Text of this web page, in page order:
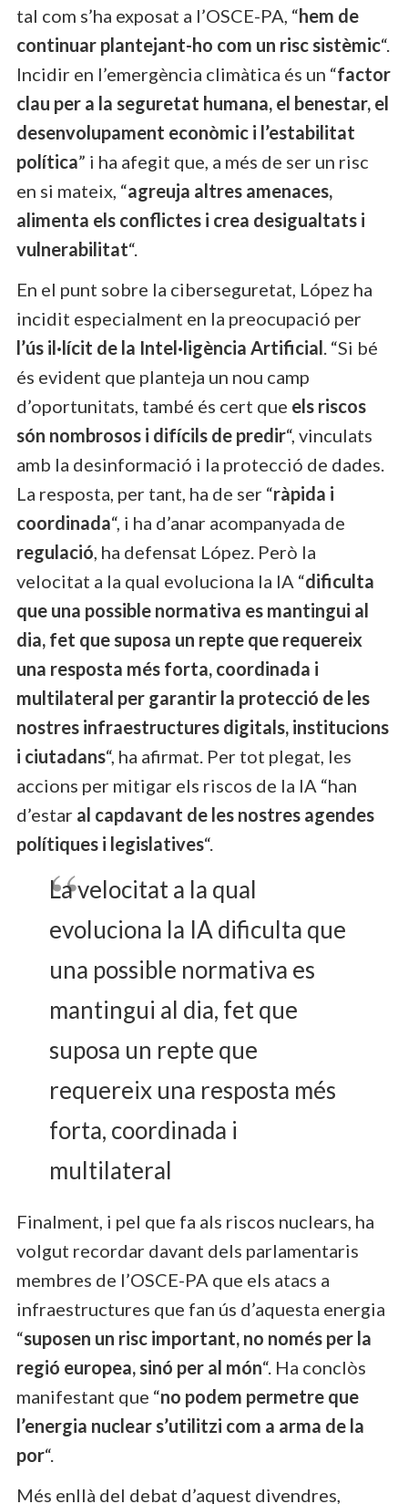
tal com s’ha exposat a l’OSCE-PA, “hem de
continuar plantejant-ho com un risc sistèmic“.
Incidir en l’emergència climàtica és un “factor
clau per a la seguretat humana, el benestar, el
desenvolupament econòmic i l’estabilitat
política” i ha afegit que, a més de ser un risc
en si mateix, “agreuja altres amenaces,
alimenta els conflictes i crea desigualtats i
vulnerabilitat“.
En el punt sobre la ciberseguretat, López ha
incidit especialment en la preocupació per
l’ús il·lícit de la Intel·ligència Artificial. “Si bé
és evident que planteja un nou camp
d’oportunitats, també és cert que els riscos
són nombrosos i difícils de predir“, vinculats
amb la desinformació i la protecció de dades.
La resposta, per tant, ha de ser “ràpida i
coordinada“, i ha d’anar acompanyada de
regulació, ha defensat López. Però la
velocitat a la qual evoluciona la IA “dificulta
que una possible normativa es mantingui al
dia, fet que suposa un repte que requereix
una resposta més forta, coordinada i
multilateral per garantir la protecció de les
nostres infraestructures digitals, institucions
i ciutadans“, ha afirmat. Per tot plegat, les
accions per mitigar els riscos de la IA “han
d’estar al capdavant de les nostres agendes
polítiques i legislatives“.
La velocitat a la qual
evoluciona la IA dificulta que
una possible normativa es
mantingui al dia, fet que
suposa un repte que
requereix una resposta més
forta, coordinada i
multilateral
Finalment, i pel que fa als riscos nuclears, ha
volgut recordar davant dels parlamentaris
membres de l’OSCE-PA que els atacs a
infraestructures que fan ús d’aquesta energia
“suposen un risc important, no només per la
regió europea, sinó per al món“. Ha conclòs
manifestant que “no podem permetre que
l’energia nuclear s’utilitzi com a arma de la
por“.
Més enllà del debat d’aquest divendres,